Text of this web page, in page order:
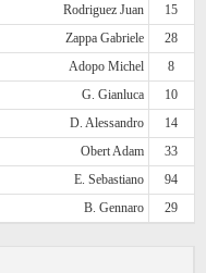
Rodriguez Juan
15
Zappa Gabriele
28
Adopo Michel
8
G. Gianluca
10
D. Alessandro
14
Obert Adam
33
E. Sebastiano
94
B. Gennaro 29